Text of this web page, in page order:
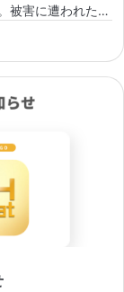
被害に遭われた皆